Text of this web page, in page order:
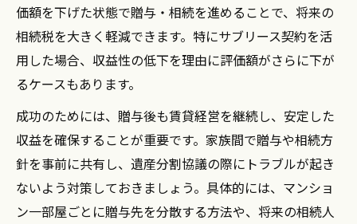
価額を下げた状態で贈与・相続を進めることで、将来の
相続税を大きく軽減できます。特にサブリース契約を活
用した場合、収益性の低下を理由に評価額がさらに下が
るケースもあります。
成功のためには、贈与後も賃貸経営を継続し、安定した
収益を確保することが重要です。家族間で贈与や相続方
針を事前に共有し、遺産分割協議の際にトラブルが起き
ないよう対策しておきましょう。具体的には、マンショ
ン一部屋ごとに贈与先を分散する方法や、将来の相続人